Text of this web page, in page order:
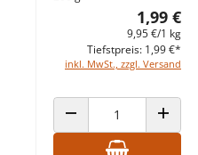
1,99 €
9,95 €/1 kg
inkl. MwSt., zzgl. Versand
Tiefstpreis: 1,99 €*
ANZAHL VERRINGERN